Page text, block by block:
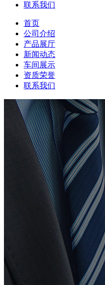
联系我们
首页
公司介绍
产品展厅
新闻动态
车间展示
资质荣誉
联系我们